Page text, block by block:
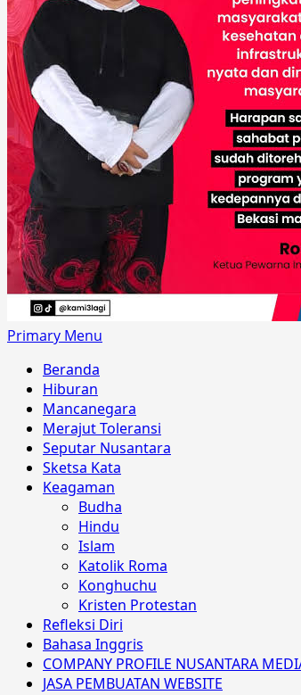
Primary Menu
Beranda
Hiburan
Mancanegara
Merajut Toleransi
Seputar Nusantara
Sketsa Kata
Keagaman
Budha
Hindu
Islam
Katolik Roma
Konghuchu
Kristen Protestan
Refleksi Diri
Bahasa Inggris
COMPANY PROFILE NUSANTARA
JASA PEMBUATAN WEBSITE